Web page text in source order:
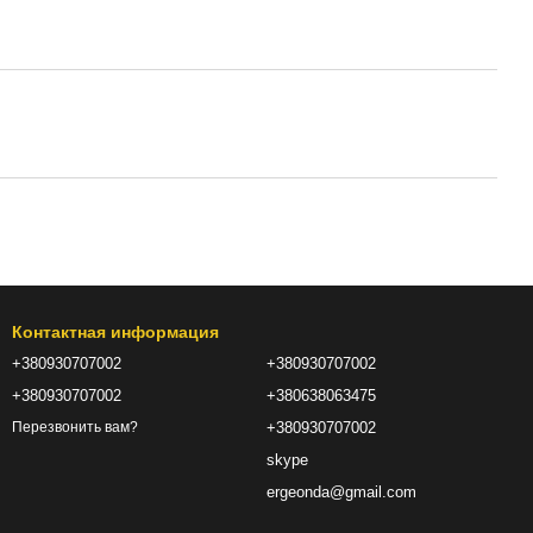
Контактная информация
+380930707002
+380930707002
Перезвонить вам?
+380930707002
+380638063475
+380930707002
skype
ergeonda@gmail.com